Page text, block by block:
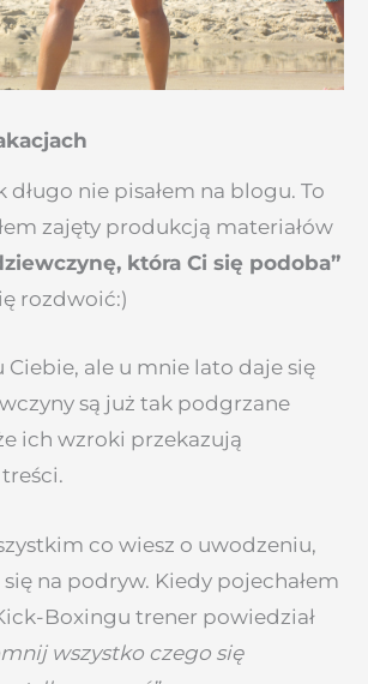
długo nie pisałem na blogu. To
zajęty produkcją materiałów
która Ci się podoba”
rozdwoić:)
Ciebie, ale u mnie lato daje się
są już tak podgrzane
ich wzroki przekazują
co wiesz o uwodzeniu,
na podryw. Kiedy pojechałem
Boxingu trener powiedział
wszystko czego się